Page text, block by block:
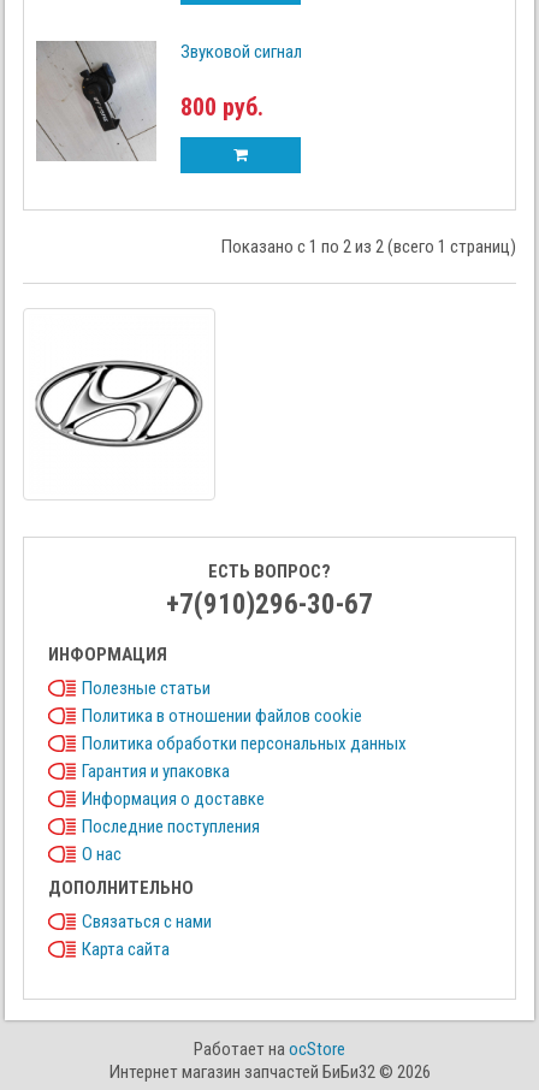
Звуковой сигнал
800 руб.
Показано с 1 по 2 из 2 (всего 1 страниц)
ЕСТЬ ВОПРОС?
+7(910)296-30-67
ИНФОРМАЦИЯ
Полезные статьи
Политика в отношении файлов cookie
Политика обработки персональных данных
Гарантия и упаковка
Информация о доставке
Последние поступления
О нас
ДОПОЛНИТЕЛЬНО
Связаться с нами
Карта сайта
Работает наocStore
Интернет магазин запчастей БиБи32 © 2026